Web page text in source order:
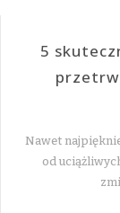
5
Nawet
od